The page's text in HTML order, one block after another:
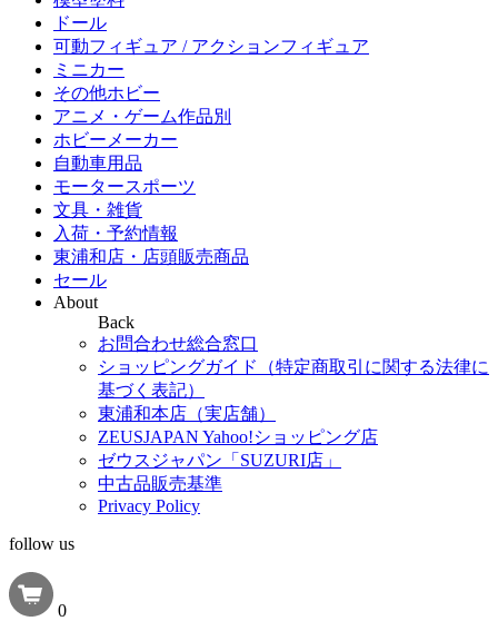
ドール
可動フィギュア / アクションフィギュア
ミニカー
その他ホビー
アニメ・ゲーム作品別
ホビーメーカー
自動車用品
モータースポーツ
文具・雑貨
入荷・予約情報
東浦和店・店頭販売商品
セール
About
Back
お問合わせ総合窓口
ショッピングガイド（特定商取引に関する法律に
基づく表記）
東浦和本店（実店舗）
ZEUSJAPAN Yahoo!ショッピング店
ゼウスジャパン「SUZURI店」
中古品販売基準
Privacy Policy
follow us
0